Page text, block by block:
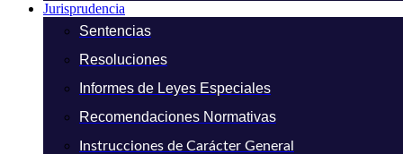
Jurisprudencia
Sentencias
Resoluciones
Informes de Leyes Especiales
Recomendaciones Normativas
Instrucciones de Carácter General